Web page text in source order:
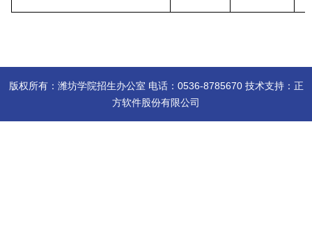
版权所有：潍坊学院招生办公室 电话：0536-8785670 技术支持：正
方软件股份有限公司